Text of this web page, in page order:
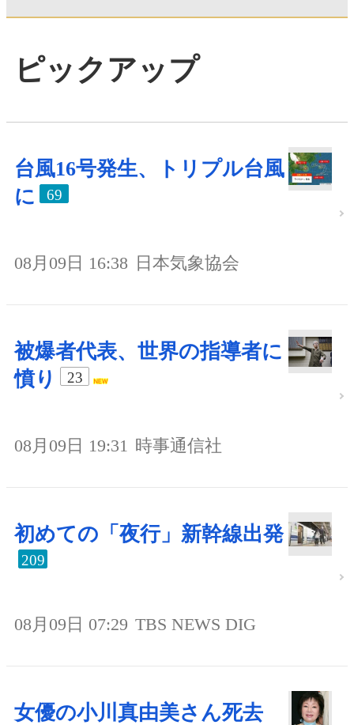
ピックアップ
台風16号発生、トリプル台風
に
69
08月09日 16:38 日本気象協会
被爆者代表、世界の指導者に
憤り
23
08月09日 19:31 時事通信社
初めての「夜行」新幹線出発
209
08月09日 07:29 TBS NEWS DIG
女優の小川真由美さん死去